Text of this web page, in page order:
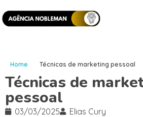
Home Técnicas de marketing pessoal
Técnicas de
pessoal
03/03/2025 Elias Cury